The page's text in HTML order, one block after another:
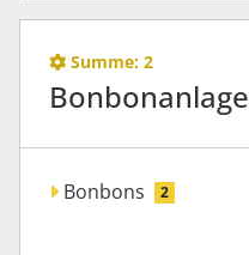
Summe: 2
Bonbonanlage
Bonbons 2